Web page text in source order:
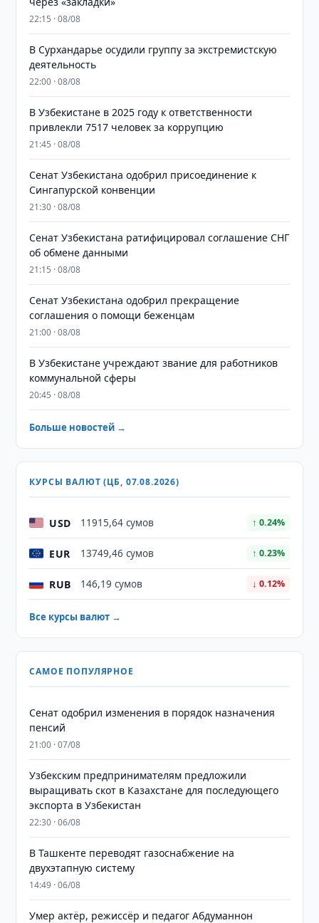
22:15 · 08/08
В Сурхандарье осудили группу за экстремистскую
деятельность
22:00 · 08/08
В Узбекистане в 2025 году к ответственности
привлекли 7517 человек за коррупцию
21:45 · 08/08
Сенат Узбекистана одобрил присоединение к
Сингапурской конвенции
21:30 · 08/08
Сенат Узбекистана ратифицировал соглашение СНГ
об обмене данными
21:15 · 08/08
Сенат Узбекистана одобрил прекращение
соглашения о помощи беженцам
21:00 · 08/08
В Узбекистане учреждают звание для работников
коммунальной сферы
20:45 · 08/08
Больше новостей →
КУРСЫ ВАЛЮТ (ЦБ, 07.08.2026)
USD 11915,64 сумов ↑ 0.24%
EUR 13749,46 сумов ↑ 0.23%
RUB 146,19 сумов ↓ 0.12%
Все курсы валют →
САМОЕ ПОПУЛЯРНОЕ
Сенат одобрил изменения в порядок назначения
пенсий
21:00 · 07/08
Узбекским предпринимателям предложили
выращивать скот в Казахстане для последующего
экспорта в Узбекистан
22:30 · 06/08
В Ташкенте переводят газоснабжение на
двухэтапную систему
14:49 · 06/08
Умер актёр, режиссёр и педагог Абдуманнон